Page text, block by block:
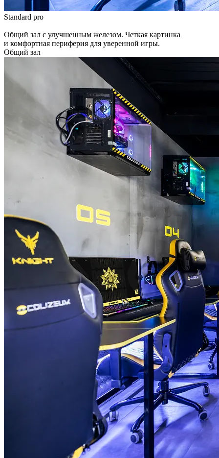
Standard pro
Общий зал с улучшенным железом. Четкая картинка
и комфортная периферия для уверенной игры.
Общий зал